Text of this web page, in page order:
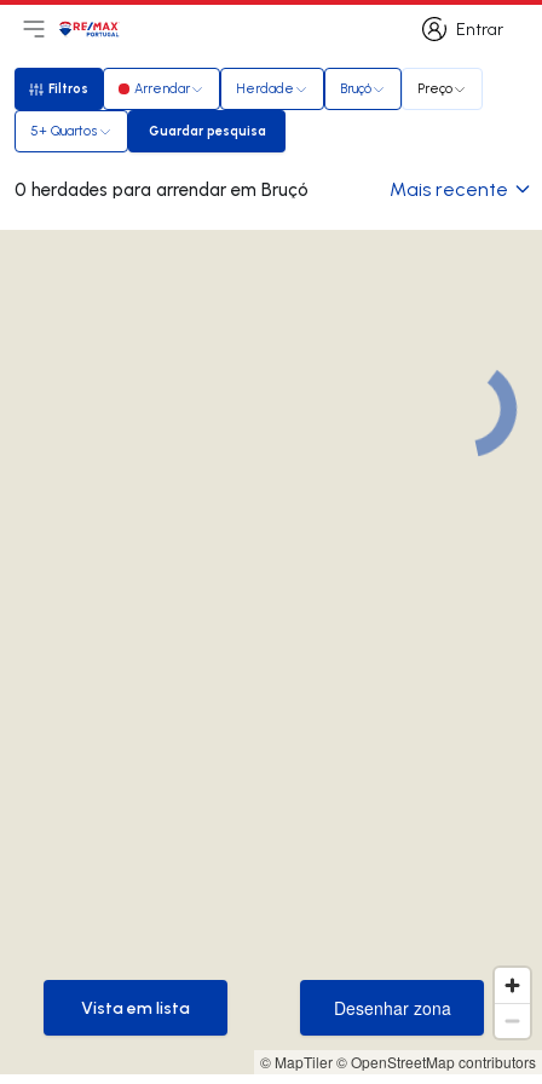
Entrar
Entrar
Abri menu principal
LogoIr para página inicial
Filtros
Filtros Arrendar Herdade Bruçó Preço
5+ Quartos Guardar pesquisa
Guardar pesquisa
0 herdades para arrendar em Bruçó Mais recente
© MapTiler© OpenStreetMap contributors
Desenhar zona
Desenhar zona
Vista em lista
Vista em lista